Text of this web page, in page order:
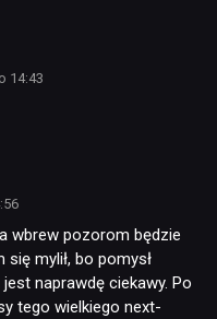
14:43
wbrew pozorom będzie
mylił, bo pomysł
naprawdę ciekawy. Po
tego wielkiego next-